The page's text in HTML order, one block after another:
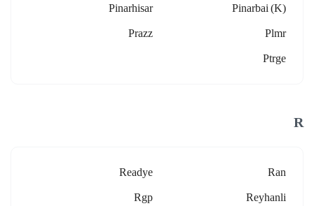
Pinarbai (k)
Pinarhisar
Plmr
Prazz
Ptrge
R
Ran
Readye
Reyhanli
Rgp